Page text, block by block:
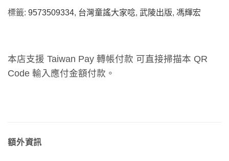
標籤: 9573509334, 台灣童謠大家唸, 武陵出版, 馮輝宏
本店支援 Taiwan Pay 轉帳付款 可直接掃描本 QR
Code 輸入應付金額付款。
額外資訊